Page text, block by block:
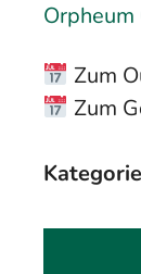
Orpheum
Zum
Zum
Kategorie